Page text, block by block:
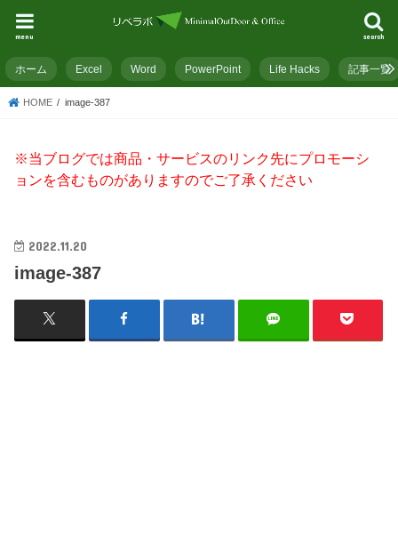
search
menu
ホーム Excel Word PowerPoint Life Hacks 記事一覧
HOME image-387
※当ブログでは商品・サービスのリンク先にプロモーシ
ョンを含むものがありますのでご了承ください
2022.11.20
image-387